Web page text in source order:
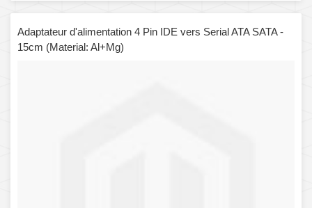
Adaptateur d'alimentation 4 Pin IDE vers Serial ATA SATA -
15cm (Material: Al+Mg)